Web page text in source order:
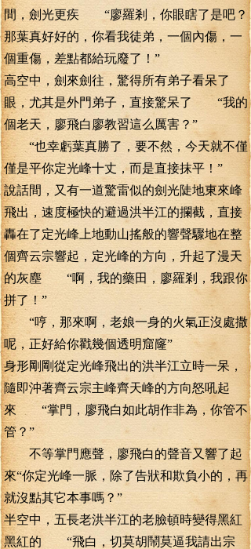
間，劍光更疾 “廖羅剎，你眼瞎了是吧？
那葉真好好的，你看我徒弟，一個內傷，一
個重傷，差點都給玩廢了！”
高空中，劍來劍往，驚得所有弟子看呆了
眼，尤其是外門弟子，直接驚呆了 “我的
個老天，廖飛白廖教習這么厲害？”
“也幸虧葉真勝了，要不然，今天就不僅
僅是平你定光峰十丈，而是直接抹平！”
說話間，又有一道驚雷似的劍光陡地東來峰
飛出，速度極快的避過洪半江的攔截，直接
轟在了定光峰上地動山搖般的響聲驟地在整
個齊云宗響起，定光峰的方向，升起了漫天
的灰塵 “啊，我的藥田，廖羅剎，我跟你
拼了！”
“哼，那來啊，老娘一身的火氣正沒處撒
呢，正好給你戳幾個透明窟窿”
身形剛剛從定光峰飛出的洪半江立時一呆，
隨即沖著齊云宗主峰齊天峰的方向怒吼起
來 “掌門，廖飛白如此胡作非為，你管不
管？”
不等掌門應聲，廖飛白的聲音又響了起
來“你定光峰一脈，除了告狀和欺負小的，再
就沒點其它本事嗎？”
半空中，五長老洪半江的老臉頓時變得黑紅
黑紅的 “飛白，切莫胡鬧莫逼我請出宗